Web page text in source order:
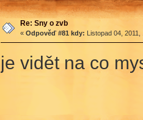
Re: Sny o zvb
« Odpověď #81 kdy: Listopad 04, 2011,
je vidět na co